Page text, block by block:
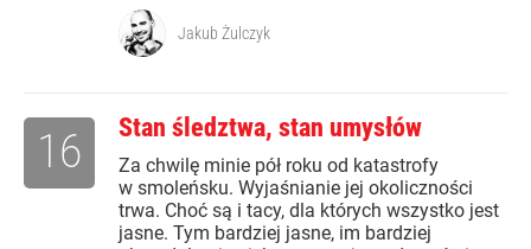
Jakub Żulczyk
Stan śledztwa, stan umysłów
Za chwilę minie pół roku od katastrofy
w smoleńsku. Wyjaśnianie jej okoliczności
trwa. Choć są i tacy, dla których wszystko jest
jasne. Tym bardziej jasne, im bardziej
16